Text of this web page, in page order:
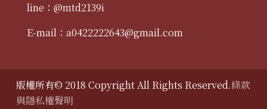
line：@mtd2139i
E-mail：a0422222643@gmail.com
版權所有© 2018 Copyright All Rights Reserved.條款
與隱私權聲明